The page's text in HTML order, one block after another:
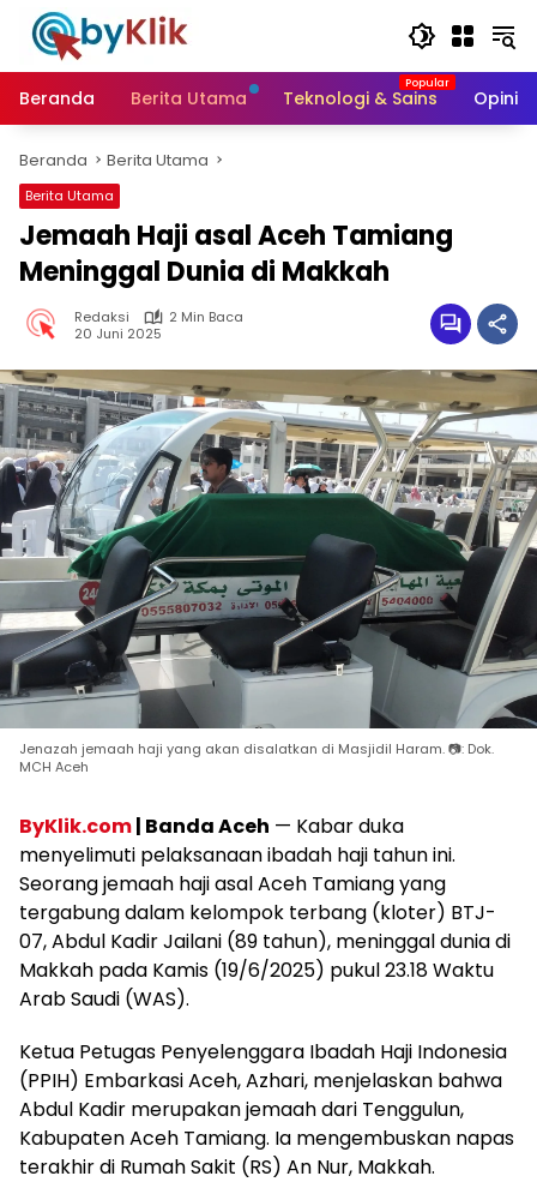
Langsung
konten
Beranda
Berita Utama Teknologi & Sains Opini
Beranda Berita Utama
Berita Utama
Jemaah Haji asal Aceh Tamiang
Meninggal Dunia di Makkah
Redaksi
2 Min Baca
20 Juni 2025
Jenazah jemaah haji yang akan disalatkan di Masjidil Haram. 📷: Dok.
MCH Aceh
ByKlik.com| Banda Aceh — Kabar duka
menyelimuti pelaksanaan ibadah haji tahun ini.
Seorang jemaah haji asal Aceh Tamiang yang
tergabung dalam kelompok terbang (kloter) BTJ-
07, Abdul Kadir Jailani (89 tahun), meninggal dunia di
Makkah pada Kamis (19/6/2025) pukul 23.18 Waktu
Arab Saudi (WAS).
Ketua Petugas Penyelenggara Ibadah Haji Indonesia
(PPIH) Embarkasi Aceh, Azhari, menjelaskan bahwa
Abdul Kadir merupakan jemaah dari Tenggulun,
Kabupaten Aceh Tamiang. Ia mengembuskan napas
terakhir di Rumah Sakit (RS) An Nur, Makkah.